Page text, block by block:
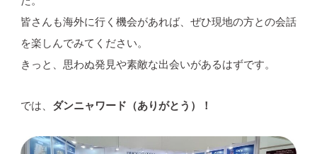
皆さんも海外に行く機会があれば、ぜひ現地の方との会話
を楽しんでみてください。
きっと、思わぬ発見や素敵な出会いがあるはずです。
では、 ダンニャワード（ありがとう）！